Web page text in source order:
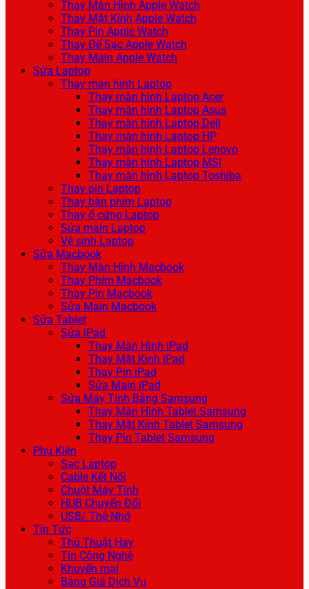
Thay Màn Hình Apple Watch
Thay Mặt Kính Apple Watch
Thay Pin Apple Watch
Thay Đế Sạc Apple Watch
Thay Main Apple Watch
Sửa Laptop
Thay màn hình Laptop
Thay màn hình Laptop Acer
Thay màn hình Laptop Asus
Thay màn hình Laptop Dell
Thay màn hình Laptop HP
Thay màn hình Laptop Lenovo
Thay màn hình Laptop MSI
Thay màn hình Laptop Toshiba
Thay pin Laptop
Thay bàn phím Laptop
Thay ổ cứng Laptop
Sửa main Laptop
Vệ sinh Laptop
Sửa Macbook
Thay Màn Hình Macbook
Thay Phím Macbook
Thay Pin Macbook
Sửa Main Macbook
Sửa Tablet
Sửa iPad
Thay Màn Hình iPad
Thay Mặt Kính iPad
Thay Pin iPad
Sửa Main iPad
Sửa Máy Tính Bảng Samsung
Thay Màn Hình Tablet Samsung
Thay Mặt Kính Tablet Samsung
Thay Pin Tablet Samsung
Phụ Kiện
Sạc Laptop
Cable Kết Nối
Chuột Máy Tính
HUB Chuyển Đổi
USB/ Thẻ Nhớ
Tin Tức
Thủ Thuật Hay
Tin Công Nghệ
Khuyến mại
Bảng Giá Dịch Vụ